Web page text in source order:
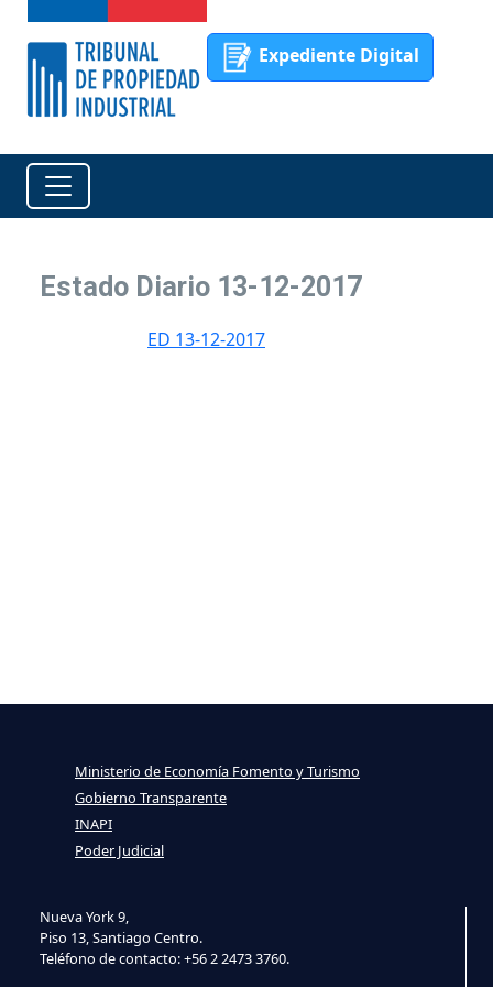
Expediente Digital
Estado Diario 13-12-2017
ED 13-12-2017
Nueva York 9,
Piso 13, Santiago Centro.
Teléfono de contacto: +56 2 2473 3760.
Ministerio de Economía Fomento y Turismo
Gobierno Transparente
INAPI
Poder Judicial